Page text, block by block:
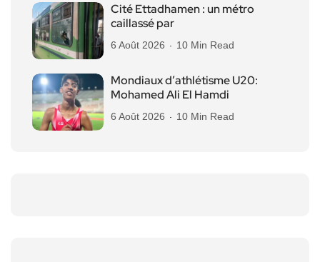
Cité Ettadhamen : un métro
caillassé par
6 Août 2026 10 Min Read
Mondiaux d’athlétisme U20:
Mohamed Ali El Hamdi
6 Août 2026 10 Min Read